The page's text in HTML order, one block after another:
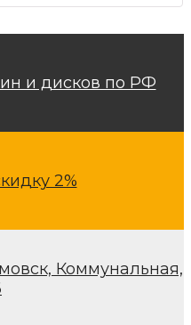
и дисков по РФ
2%
Коммунальная,